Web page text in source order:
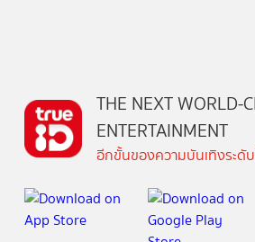
THE NEXT WORLD-
ENTERTAINMENT
อีกขั้นของความบันเทิงระดั